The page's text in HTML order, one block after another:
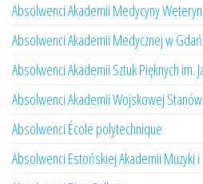
Absolwenci Akademii Medycyny
Absolwenci Akademii Medycznej w
Absolwenci Akademii Sztuk Pięknych im.
Absolwenci Akademii Wojskowej
Absolwenci École polytechnique
Absolwenci Estońskiej Akademii Muzyki i